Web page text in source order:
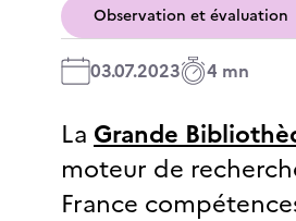
Observation et évaluation
03.07.2023 4 mn
La Grande
moteur de
France